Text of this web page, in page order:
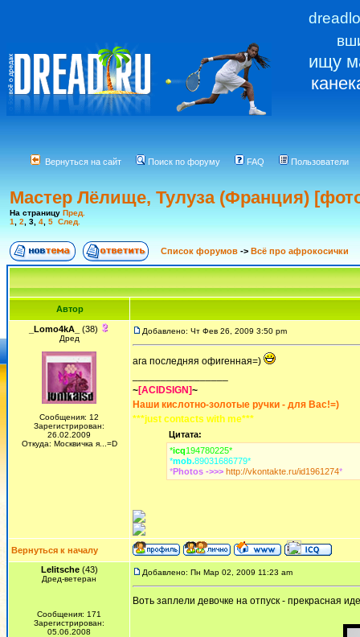
ищу
Вернуться на сайт Поиск по форуму FAQ Пользователи
Мастер Лёлище, Тулуза (Франция)
На страницу Пред.
1
2 3 4 5 След.
Список форумов -> Всё про афрокосички
Автор
_Lomo4kA_ (38)
Дред
Сообщения: 12
Зарегистрирован:
26.02.2009
Откуда: Москвичка я...=D
Добавлено: Чт Фев 26, 2009 3:50 pm
ага последняя офигенная=)
~[ACIDSIGN]~
Наши кислотно-золотые ручки - для Вас!=)
***just contacts with me***
Цитата:
*icq194780225*
*mob.89031686779*
*Photos ->>> http://vkontakte.ru/id1961274*
Вернуться к началу
Lelitsche(43)
Дред-ветеран
Сообщения: 171
Зарегистрирован:
05.06.2008
Добавлено: Пн Мар 02, 2009 11:23 am
Воть заплели девочке на отпуск - прекрасная